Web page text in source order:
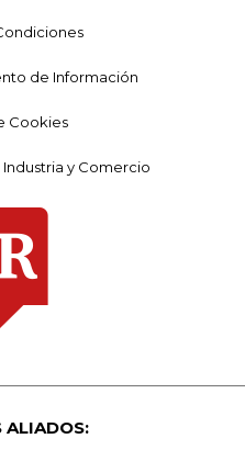
de Información
Cookies
y Comercio
ALIADOS: